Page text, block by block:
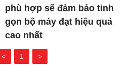
phù hợp sẽ đảm bảo tinh
gọn bộ máy đạt hiệu quả
cao nhất
< 1 >